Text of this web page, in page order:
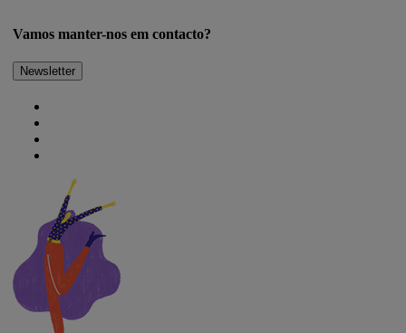
Vamos manter-nos em contacto?
Newsletter